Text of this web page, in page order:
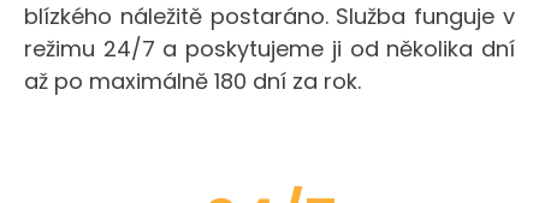
blízkého náležitě postaráno. Služba funguje v
režimu 24/7 a poskytujeme ji od několika dní
až po maximálně 180 dní za rok.